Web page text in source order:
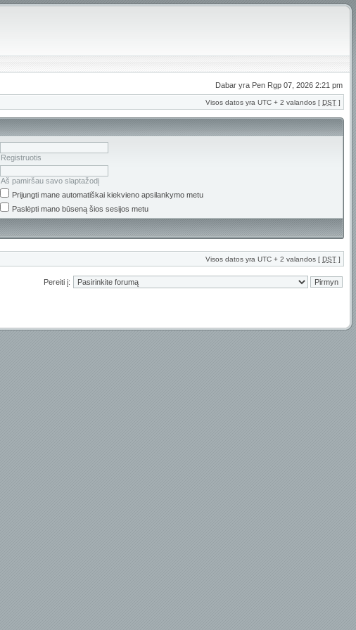
Dabar yra Pen Rgp 07, 2026 2:21 pm
Visos datos yra UTC + 2 valandos [ DST ]
Registruotis
Aš pamiršau savo slaptažodį
Prijungti mane automatiškai kiekvieno apsilankymo metu
Paslėpti mano būseną šios sesijos metu
Visos datos yra UTC + 2 valandos [ DST ]
Pereiti į: